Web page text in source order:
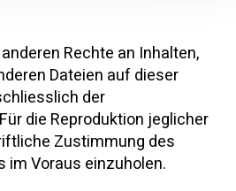
Rechte an Inhalten,
Dateien auf dieser
der
die Reproduktion jeglicher
Zustimmung des
im Voraus einzuholen.